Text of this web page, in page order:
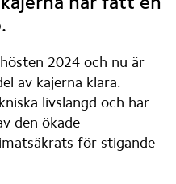
2024 och nu är
av kajerna klara.
livslängd och har
den ökade
för stigande